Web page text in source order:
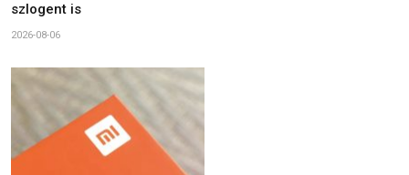
szlogent is
2026-08-06